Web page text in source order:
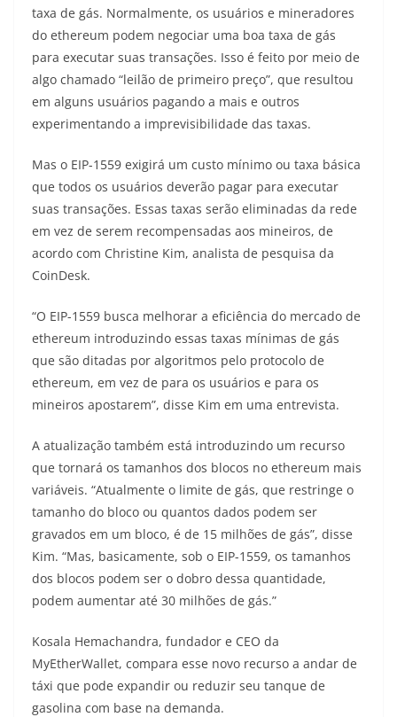
taxa de gás. Normalmente, os usuários e mineradores
do ethereum podem negociar uma boa taxa de gás
para executar suas transações. Isso é feito por meio de
algo chamado “leilão de primeiro preço”, que resultou
em alguns usuários pagando a mais e outros
experimentando a imprevisibilidade das taxas.
Mas o EIP-1559 exigirá um custo mínimo ou taxa básica
que todos os usuários deverão pagar para executar
suas transações. Essas taxas serão eliminadas da rede
em vez de serem recompensadas aos mineiros, de
acordo com Christine Kim, analista de pesquisa da
CoinDesk.
“O EIP-1559 busca melhorar a eficiência do mercado de
ethereum introduzindo essas taxas mínimas de gás
que são ditadas por algoritmos pelo protocolo de
ethereum, em vez de para os usuários e para os
mineiros apostarem”, disse Kim em uma entrevista.
A atualização também está introduzindo um recurso
que tornará os tamanhos dos blocos no ethereum mais
variáveis. “Atualmente o limite de gás, que restringe o
tamanho do bloco ou quantos dados podem ser
gravados em um bloco, é de 15 milhões de gás”, disse
Kim. “Mas, basicamente, sob o EIP-1559, os tamanhos
dos blocos podem ser o dobro dessa quantidade,
podem aumentar até 30 milhões de gás.”
Kosala Hemachandra, fundador e CEO da
MyEtherWallet, compara esse novo recurso a andar de
táxi que pode expandir ou reduzir seu tanque de
gasolina com base na demanda.